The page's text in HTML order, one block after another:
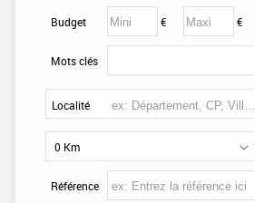
Budget € €
Mots clés
Localité
0 Km
Référence